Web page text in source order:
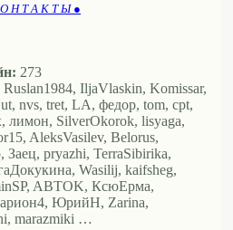
Н Т А К Т Ы ●
273
Ruslan1984, IljaVlaskin, Komissar,
nvs, tret, LA, федор, tom, cpt,
лимон, SilverOkorok, lisyaga,
AleksVasilev, Belorus,
pryazhi, TerraSibirika,
Wasilij, kaifsheg,
ABTOK, КсюЕрма,
ЮрийН, Zarina,
marazmiki …